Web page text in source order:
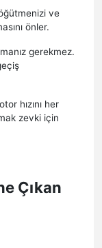
ve
önler.
gerekmez.
hızını her
zevki için
Çıkan